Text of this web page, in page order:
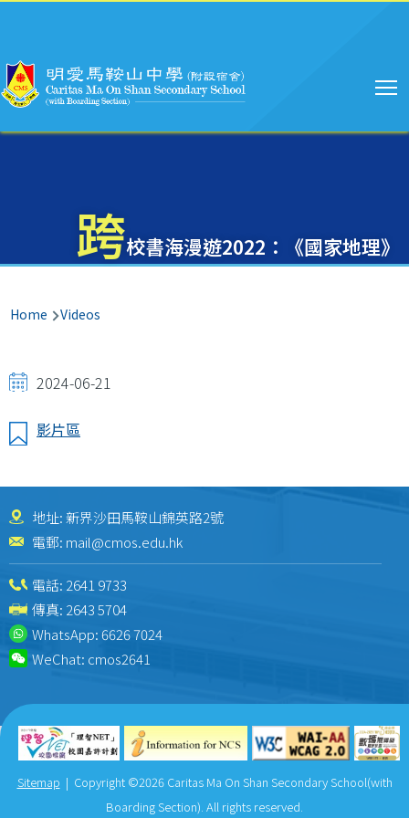
跨校書海漫遊2022：《國家地理》
Home Videos
2024-06-21
影片區
地址: 新界沙田馬鞍山錦英路2號
電郵: mail@cmos.edu.hk
電話: 2641 9733
傳真: 2643 5704
WhatsApp:6626 7024
WeChat: cmos2641
Sitemap | Copyright ©2026 Caritas Ma On Shan Secondary School(with
Boarding Section). All rights reserved.